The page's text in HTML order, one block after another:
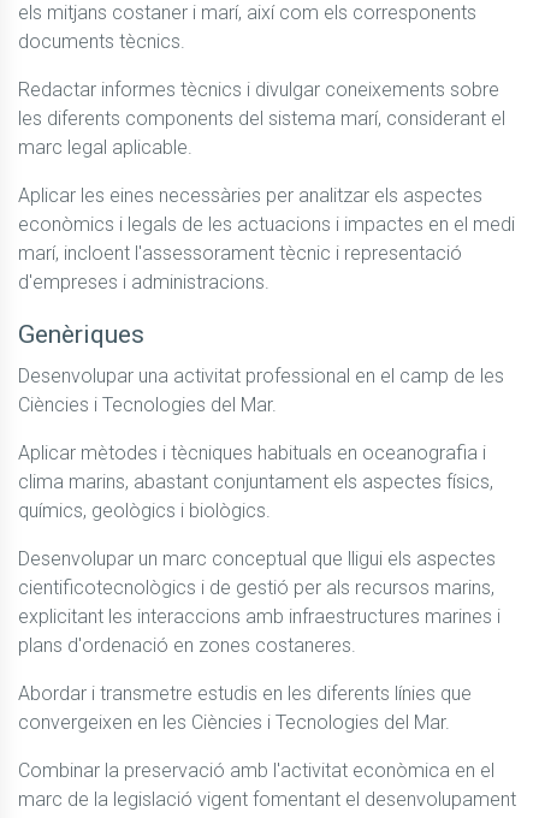
els mitjans costaner i marí, així com els corresponents
documents tècnics.
Redactar informes tècnics i divulgar coneixements sobre
les diferents components del sistema marí, considerant el
marc legal aplicable.
Aplicar les eines necessàries per analitzar els aspectes
econòmics i legals de les actuacions i impactes en el medi
marí, incloent l'assessorament tècnic i representació
d'empreses i administracions.
Genèriques
Desenvolupar una activitat professional en el camp de les
Ciències i Tecnologies del Mar.
Aplicar mètodes i tècniques habituals en oceanografia i
clima marins, abastant conjuntament els aspectes físics,
químics, geològics i biològics.
Desenvolupar un marc conceptual que lligui els aspectes
cientificotecnològics i de gestió per als recursos marins,
explicitant les interaccions amb infraestructures marines i
plans d'ordenació en zones costaneres.
Abordar i transmetre estudis en les diferents línies que
convergeixen en les Ciències i Tecnologies del Mar.
Combinar la preservació amb l'activitat econòmica en el
marc de la legislació vigent fomentant el desenvolupament